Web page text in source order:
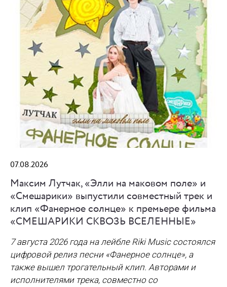
07.08.2026
Максим Лутчак, «Элли на маковом поле» и
«Смешарики» выпустили совместный трек и
клип «Фанерное солнце» к премьере фильма
«СМЕШАРИКИ СКВОЗЬ ВСЕЛЕННЫЕ»
7 августа 2026 года на лейбле Riki Music состоялся
цифровой релиз песни «Фанерное солнце», а
также вышел трогательный клип. Авторами и
исполнителями трека, совместно со